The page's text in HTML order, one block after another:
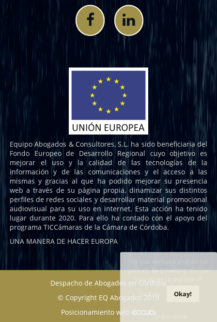
cookies. By browsing our site
you agree to our use of
cookies.
Okay!
Learn more
Equipo Abogados & Consultores, S.L. ha sido beneficiaria del
Fondo Europeo de Desarrollo Regional cuyo objetivo es
mejorar el uso y la calidad de las tecnologías de la
información y de las comunicaciones y el acceso a las
mismas y gracias al que ha podido mejorar su presencia
web a través de su página propia, dinamizar sus distintos
perfiles de redes sociales y desarrollar material promocional
audiovisual para su uso en internet. Esta acción ha tenido
lugar durante 2020. Para ello ha contado con el apoyo del
programa TICCámaras de la Cámara de Córdoba.
UNA MANERA DE HACER EUROPA
Despacho de Abogados en Córdoba
© Copyright EQ Abogados 2019
Posicionamiento web